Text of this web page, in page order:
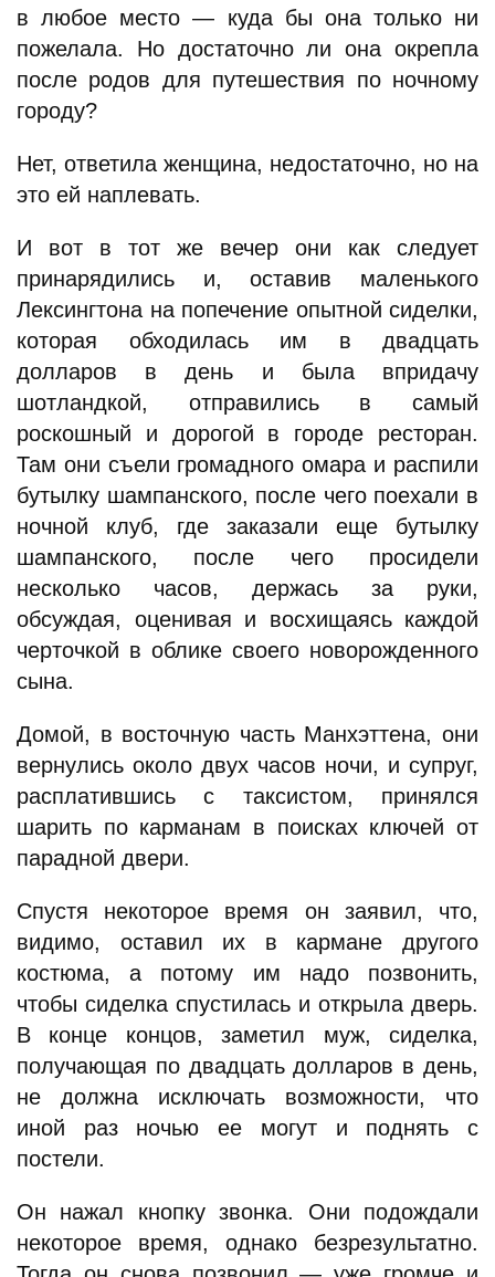
в любое место — куда бы она только ни
пожелала. Но достаточно ли она окрепла
после родов для путешествия по ночному
городу?
Нет, ответила женщина, недостаточно, но на
это ей наплевать.
И вот в тот же вечер они как следует
принарядились и, оставив маленького
Лексингтона на попечение опытной сиделки,
которая обходилась им в двадцать
долларов в день и была впридачу
шотландкой, отправились в самый
роскошный и дорогой в городе ресторан.
Там они съели громадного омара и распили
бутылку шампанского, после чего поехали в
ночной клуб, где заказали еще бутылку
шампанского, после чего просидели
несколько часов, держась за руки,
обсуждая, оценивая и восхищаясь каждой
черточкой в облике своего новорожденного
сына.
Домой, в восточную часть Манхэттена, они
вернулись около двух часов ночи, и супруг,
расплатившись с таксистом, принялся
шарить по карманам в поисках ключей от
парадной двери.
Спустя некоторое время он заявил, что,
видимо, оставил их в кармане другого
костюма, а потому им надо позвонить,
чтобы сиделка спустилась и открыла дверь.
В конце концов, заметил муж, сиделка,
получающая по двадцать долларов в день,
не должна исключать возможности, что
иной раз ночью ее могут и поднять с
постели.
Он нажал кнопку звонка. Они подождали
некоторое время, однако безрезультатно.